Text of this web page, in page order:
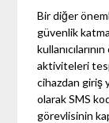
Bir diğer
güvenlik
aktiviteleri
cihazdan giriş
olarak SMS
görevlisinin